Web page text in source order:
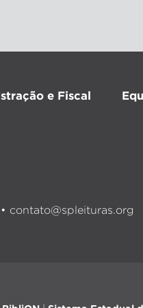
e Fiscal
contato@spleituras.org